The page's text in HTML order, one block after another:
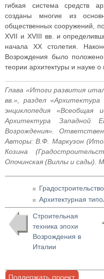
гибкая система средств
созданы многие из
общественных сооружений,
XVII и XVIII вв. и
начала XX столетия.
Возрождения было
теории архитектуры и науке о
Глава «Итоги развития
вв.», раздел
энциклопедия
Архитектура Западной
Возрождения».
Авторы: В.Ф. Маркузон
Козина
Опочинская (Виллы и сады).
Архитектурная
Строительная
техника эпохи
Возрождения в
Италии